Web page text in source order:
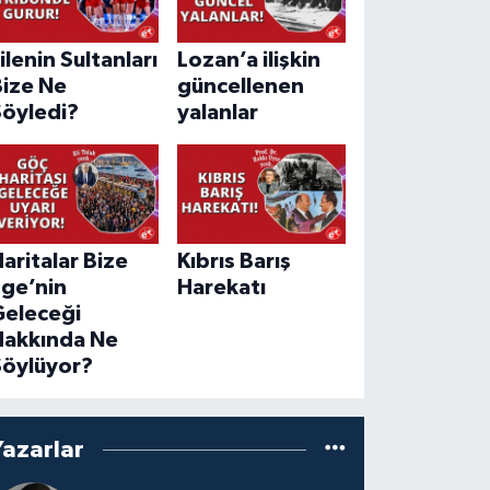
Sultanları
Ne
Lozan’a ilişkin
güncellenen
yalanlar
Bize
Ne
Kıbrıs Barış
Harekatı